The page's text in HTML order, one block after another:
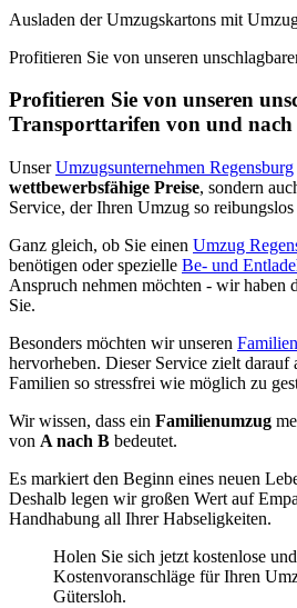
Ausladen der Umzugskartons mit
Profitieren Sie von unseren
Profitieren Sie von unseren
Transporttarifen von und nach
UnserUmzugsunternehmen Regensburg
wettbewerbsfähige Preise, sondern
Service, der Ihren Umzug so
Ganz gleich, ob Sie einen Umzug
benötigen oder spezielle Be- und
Anspruch nehmen möchten - wir haben
Sie.
Besonders möchten wir unseren
hervorheben. Dieser Service zielt
Familien so stressfrei wie möglich zu
Wir wissen, dass ein Familienumzug
von A nach B bedeutet.
Es markiert den Beginn eines neuen
Deshalb legen wir großen Wert auf
Handhabung all Ihrer Habseligkeiten.
Holen Sie sich jetzt kostenlose
Kostenvoranschläge für Ihren
Gütersloh.